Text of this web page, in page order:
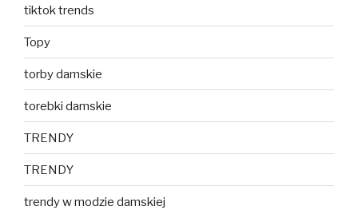
tiktok trends
Topy
torby damskie
torebki damskie
TRENDY
TRENDY
trendy w modzie damskiej